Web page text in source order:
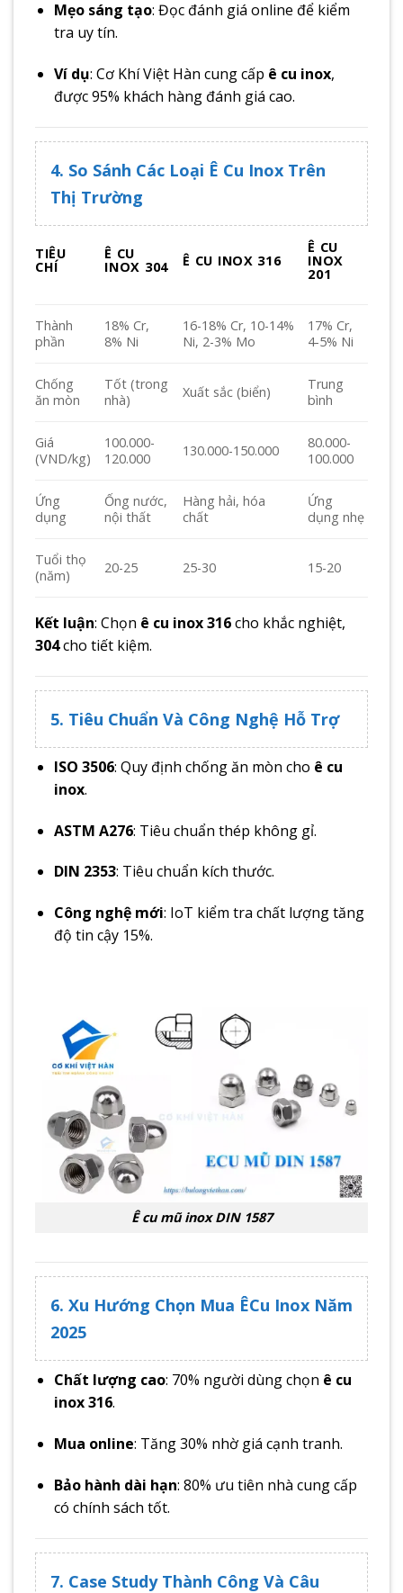
Mẹo sáng tạo: Đọc đánh giá online để kiểm
tra uy tín.
Ví dụ: Cơ Khí Việt Hàn cung cấp ê cu inox,
được 95% khách hàng đánh giá cao.
4. So Sánh Các Loại Ê Cu Inox Trên
Thị Trường
TIÊU
CHÍ
Ê CU
INOX 304 Ê CU INOX 316
Ê CU
INOX
201
Thành
phần
18% Cr,
8% Ni
16-18% Cr, 10-14%
Ni, 2-3% Mo
17% Cr,
4-5% Ni
Chống
ăn mòn
Tốt (trong
nhà)
Xuất sắc (biển)
Trung
bình
Giá
(VND/kg)
100.000-
120.000
130.000-150.000
80.000-
100.000
Ứng
dụng
Ống nước,
nội thất
Hàng hải, hóa
chất
Ứng
dụng nhẹ
Tuổi thọ
(năm)
20-25 25-30 15-20
Kết luận: Chọn ê cu inox 316cho khắc nghiệt,
304cho tiết kiệm.
5. Tiêu Chuẩn Và Công Nghệ Hỗ Trợ
ISO 3506: Quy định chống ăn mòn cho ê cu
inox.
ASTM A276: Tiêu chuẩn thép không gỉ.
DIN 2353: Tiêu chuẩn kích thước.
Công nghệ mới: IoT kiểm tra chất lượng tăng
độ tin cậy 15%.
Ê cu mũ inox DIN 1587
6. Xu Hướng Chọn Mua ÊCu Inox Năm
2025
Chất lượng cao: 70% người dùng chọn ê cu
inox 316.
Mua online: Tăng 30% nhờ giá cạnh tranh.
Bảo hành dài hạn: 80% ưu tiên nhà cung cấp
có chính sách tốt.
7. Case Study Thành Công Và Câu